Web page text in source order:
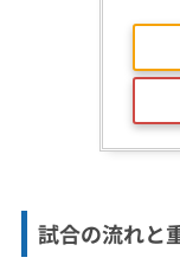
試合の流れと